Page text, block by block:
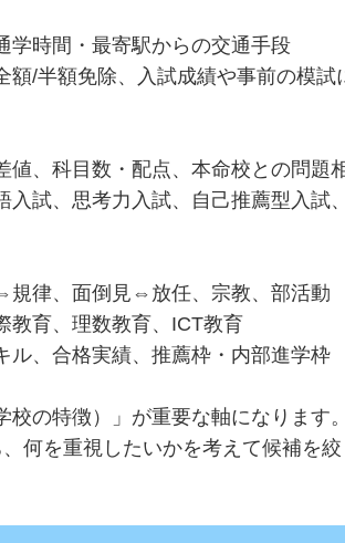
時間・最寄駅からの交通手段
額/半額免除、入試成績や事前の模試
値、科目数・配点、本命校との問題
入試、思考力入試、自己推薦型入試
律、面倒見⇔放任、宗教、部活動
教育、理数教育、ICT教育
ル、合格実績、推薦枠・内部進学枠
校の特徴）」が重要な軸になります
何を重視したいかを考えて候補を